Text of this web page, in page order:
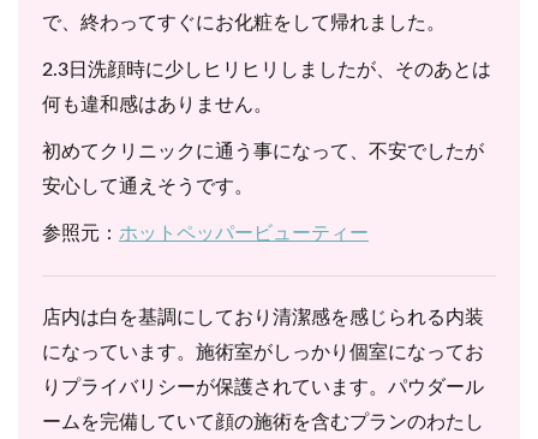
で、終わってすぐにお化粧をして帰れました。
2.3日洗顔時に少しヒリヒリしましたが、そのあとは
何も違和感はありません。
初めてクリニックに通う事になって、不安でしたが
安心して通えそうです。
参照元： ホットペッパービューティー
店内は白を基調にしており清潔感を感じられる内装
になっています。施術室がしっかり個室になってお
りプライバリシーが保護されています。パウダール
ームを完備していて顔の施術を含むプランのわたし